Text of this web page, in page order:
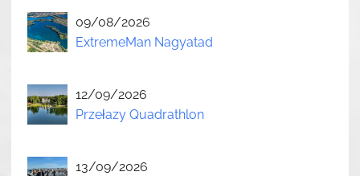
09/08/2026
ExtremeMan Nagyatad
12/09/2026
Przełazy Quadrathlon
13/09/2026